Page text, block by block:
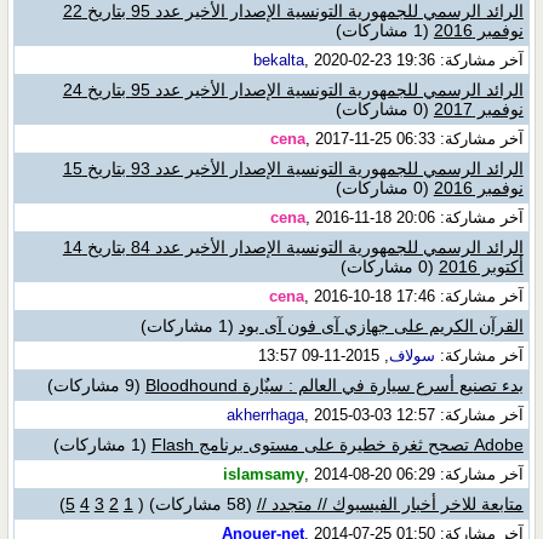
الرائد الرسمي للجمهورية التونسية الإصدار الأخير عدد 95 بتاريخ 22
نوفمبر 2016
(1 مشاركات)
آخر مشاركة: bekalta, 2020-02-23 19:36
الرائد الرسمي للجمهورية التونسية الإصدار الأخير عدد 95 بتاريخ 24
نوفمبر 2017
(0 مشاركات)
آخر مشاركة: cena, 2017-11-25 06:33
الرائد الرسمي للجمهورية التونسية الإصدار الأخير عدد 93 بتاريخ 15
نوفمبر 2016
(0 مشاركات)
آخر مشاركة: cena, 2016-11-18 20:06
الرائد الرسمي للجمهورية التونسية الإصدار الأخير عدد 84 بتاريخ 14
أكتوبر 2016
(0 مشاركات)
آخر مشاركة: cena, 2016-10-18 17:46
القرآن الكريم على جهازي آى فون آى بود (1 مشاركات)
آخر مشاركة: سولاف, 2015-11-09 13:57
بدء تصنيع أسرع سيارة في العالم : سيٌارة Bloodhound (9 مشاركات)
آخر مشاركة: akherrhaga, 2015-03-03 12:57
Adobe تصحح ثغرة خطيرة على مستوى برنامج Flash (1 مشاركات)
آخر مشاركة: islamsamy, 2014-08-20 06:29
متابعة للاخر أخبار الفيسبوك // متجدد // (58 مشاركات) (
1
2
3
4
5
)
آخر مشاركة: Anouer-net, 2014-07-25 01:50